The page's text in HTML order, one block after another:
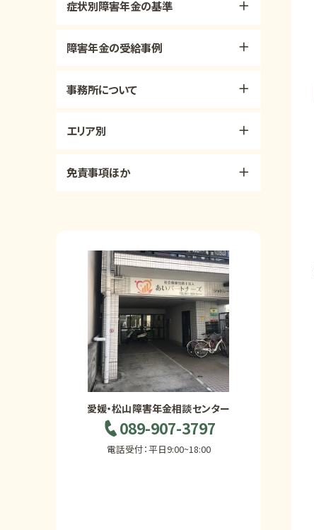
症状別障害年金の基準
障害年金の受給事例
事務所について
エリア別
免責事項ほか
愛媛・松山障害年金相談センター
089-907-3797
電話受付：平日9:00~18:00